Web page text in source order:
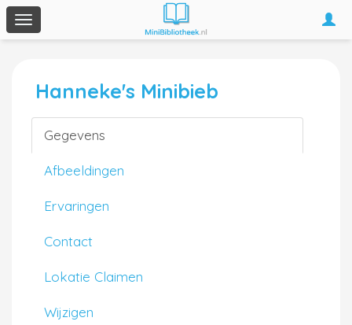
Toggle
navigation
Hanneke's Minibieb
Gegevens
Afbeeldingen
Ervaringen
Contact
Lokatie Claimen
Wijzigen